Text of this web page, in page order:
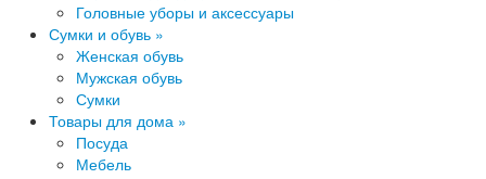
Головные уборы и аксессуары
Сумки и обувь »
Женская обувь
Мужская обувь
Сумки
Товары для дома »
Посуда
Мебель